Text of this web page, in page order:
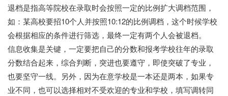
退档是指高等院校在录取时会按照一定的比例扩大调档范围，
如：某高校要招10个人并按照10:12的比例调档，这个时候学校
会根据相应的条件进行筛选，最终一定有两个人会被退档。
信息收集是关键，一定要把自己的分数和报考学校往年的录取
分数结合起来，综合判断，突进也要遵守，即使突破了专业，
也要坚守一线。另外，因为在意学校是一本还是两本，如果专
业不同，也可以选择相对不受欢迎的专业和学校，填写调转同